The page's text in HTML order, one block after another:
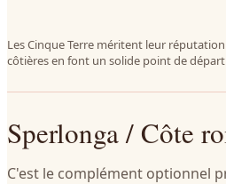
Les Cinque Terre méritent leur
côtières en font un solide point de
Sperlonga / Côte
C'est le complément optionnel